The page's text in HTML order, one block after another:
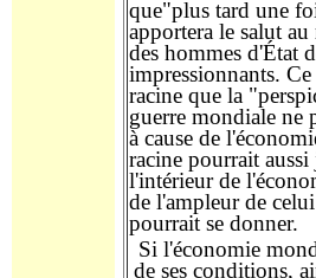
que"plus tard une
apportera le salut
des hommes d'État
impressionnants.
racine que la "
guerre mondiale ne
à cause de
racine pourrait
l'intérieurde
de l'ampleur de
pourrait se donner.
Si l'économie
de ses conditions,